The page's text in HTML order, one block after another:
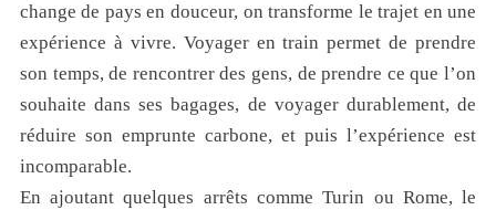
change de pays en douceur, on transforme le trajet en une
expérience à vivre. Voyager en train permet de prendre
son temps, de rencontrer des gens, de prendre ce que l’on
souhaite dans ses bagages, de voyager durablement, de
réduire son emprunte carbone, et puis l’expérience est
incomparable.
En ajoutant quelques arrêts comme Turin ou Rome, le